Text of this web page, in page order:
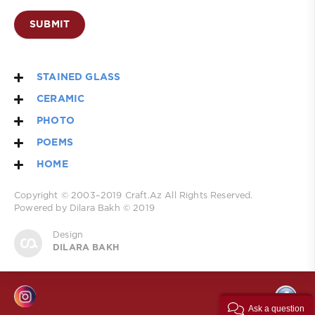
SUBMIT
STAINED GLASS
CERAMIC
PHOTO
POEMS
HOME
Copyright © 2003–2019 Craft.Az All Rights Reserved.
Powered by Dilara Bakh © 2019
Design
DILARA BAKH
Ask a question